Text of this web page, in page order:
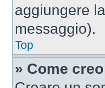
aggiungere
messaggio).
Top
» Come